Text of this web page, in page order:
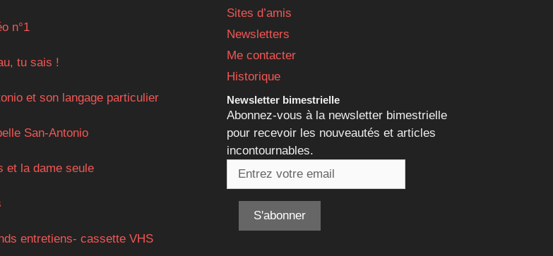
n°1
tu sais !
et son langage particulier
San-Antonio
et la dame seule
entretiens- cassette VHS
Sites d’amis
Newsletters
Me contacter
Historique
Newsletter bimestrielle
Abonnez-vous à la newsletter bimestrielle
pour recevoir les nouveautés et articles
incontournables.